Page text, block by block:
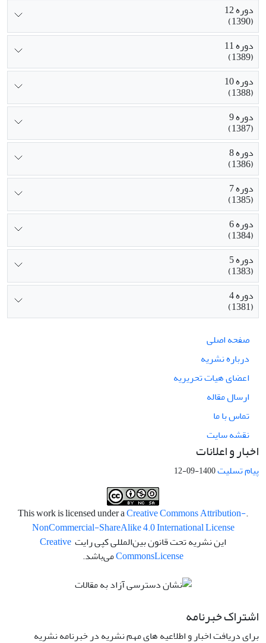
دوره 12
(1390)
دوره 11
(1389)
دوره 10
(1388)
دوره 9
(1387)
دوره 8
(1386)
دوره 7
(1385)
دوره 6
(1384)
دوره 5
(1383)
دوره 4
(1381)
صفحه اصلی
درباره نشریه
اعضای هیات تحریریه
ارسال مقاله
تماس با ما
نقشه سایت
اخبار و اعلانات
پیام تسلیت1400-09-12
.This work is licensed under a
Creative Commons Attribution-
NonCommercial-ShareAlike 4.0 International License
این نشریه تحت قانون بین‌المللی کپی رایت Creative
CommonsLicense می‌باشد.
اشتراک خبرنامه
برای دریافت اخبار و اطلاعیه های مهم نشریه در خبرنامه نشریه